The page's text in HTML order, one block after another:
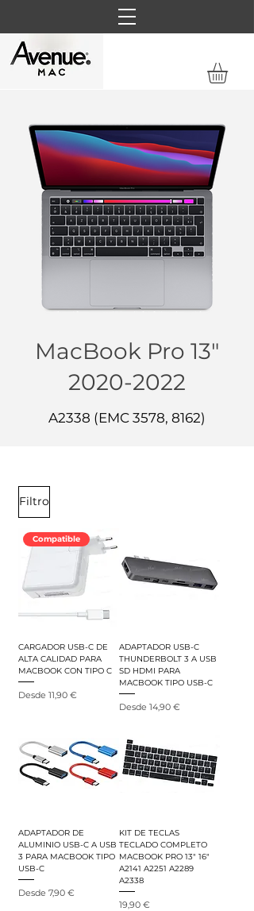
MacBook Pro 13"
2020-2022
A2338 (EMC 3578, 8162)
Filtro
Compatible
CARGADOR USB-C DE
ALTA CALIDAD PARA
MACBOOK CON TIPO C
Desde 11,90 €
Precio de oferta
ADAPTADOR USB-C
THUNDERBOLT 3 A USB
SD HDMI PARA
MACBOOK TIPO USB-C
Desde 14,90 €
Precio de oferta
ADAPTADOR DE
ALUMINIO USB-C A USB
3 PARA MACBOOK TIPO
USB-C
Desde 7,90 €
Precio de oferta
KIT DE TECLAS
TECLADO COMPLETO
MACBOOK PRO 13" 16"
A2141 A2251 A2289
A2338
Precio
19,90 €